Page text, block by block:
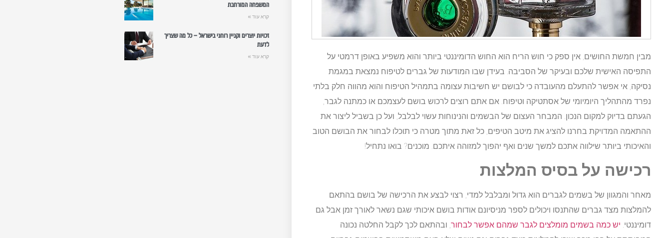
מבין חמשת החושים, אין ספק כי חוש הריח הוא החוש הדומיננטי ביותר והוא משפיע באופן דרמטי על
התפיסה האישית שלכם ובעיקר של הסביבה. בעידן שבו המודעות של גברים לטיפוח נמצאת במגמת
נסיקה, אי אפשר להתעלם מהעובדה כי לבושם יש חשיבות עצומה בתמהיל הטיפוח והוא מהווה חלק בלתי
נפרד מהתהליך היומיומי של אסתטיקה וטיפוח. אם אתם רוצים לרכוש בושם לעצמכם או כמתנה לגבר,
הגעתם בדיוק למקום הנכון. המבחר העצום של הבשמים והנינוחות עשוי לבלבל, ועל כן בשביל ליצור את
ההתאמה המדויקת בחרנו להציג את מיטב הטיפים, כל זאת מתוך מטרה כי תוכלו לבחור את הבושם הטוב
והאיכותי ביותר שילווה אתכם למשך שנים ואף יהפוך למזוהה איתכם. מוכנים? בואו נתחיל!
רכישה על בסיס המלצות
מאחר והמגוון של בשמים לגברים הוא גדול ומבלבל למדי, רצוי לבצע את הרכישה של בושם בהתאם
להמלצות מצד גברים שהתנסו ויכולים לספר מניסיונם אודות בושם איכותי שגם נשאר לאורך זמן אבל גם
דומיננטי. יש כמה בשמים מומלצים לגבר שמהם אפשר לבחור, ובהתאם לכך לקבל החלטה נכונה
המשפחה המורחבת
קרא עוד »
זכויות יוצרים וקניין רוחני בישראל – כל מה שצריך
לדעת
קרא עוד »